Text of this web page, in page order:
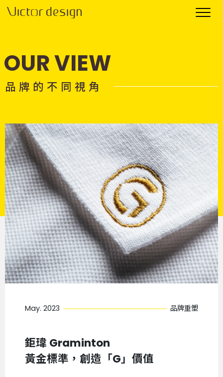
OUR VIEW
品 牌 的 不 同 視 角
May. 2023 品牌重塑
鉅瑋 Graminton
黃金標準，創造「G」價值